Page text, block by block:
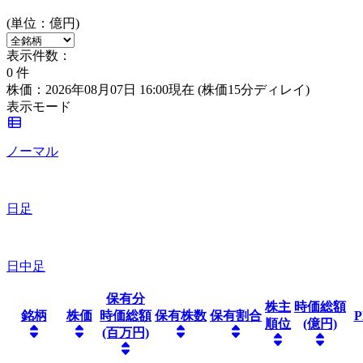
(単位：億円)
表示件数：
0 件
株価：2026年08月07日 16:00現在 (株価15分ディレイ)
表示モード
ノーマル
日足
日中足
銘柄 株価
保有分
時価総額
(百万円)
保有株数 保有割合
株主
順位
時価総額
(億円)